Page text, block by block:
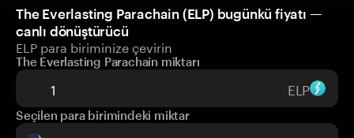
The Everlasting Parachain (ELP) bugünkü fiyatı —
canlı dönüştürücü
ELP para biriminize çevirin
The Everlasting Parachain miktarı
ELP
Seçilen para birimindeki miktar